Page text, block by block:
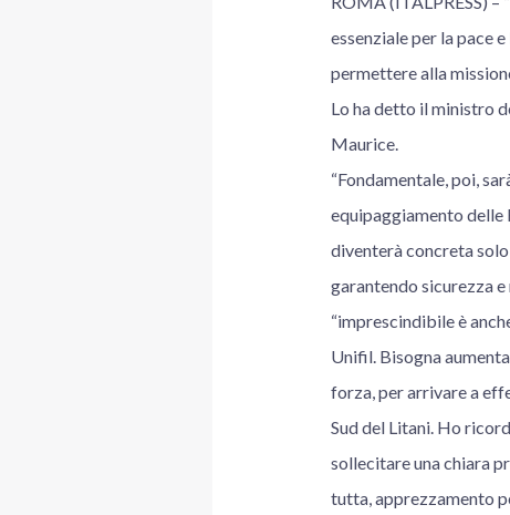
essenziale per la pace
permettere alla
Lo ha detto il ministro
Maurice.
“Fondamentale, poi,
equipaggiamento delle
diventerà concreta
garantendo sicurezza
“imprescindibile è
Unifil. Bisogna
forza, per arrivare a
Sud del Litani. Ho
sollecitare una chiara
tutta, apprezzamento